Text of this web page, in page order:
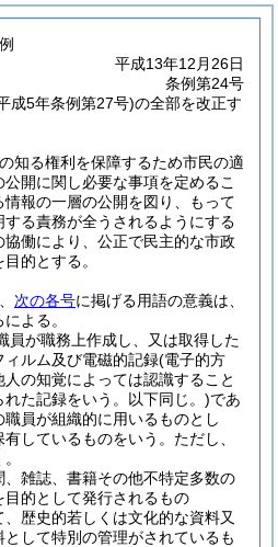
平成13年12月26日
条例第24号
成5年条例第27号)の全部を改正す
知る権利を保障するため市民の適
開に関し必要な事項を定めるこ
報の一層の公開を図り、もって
る責務が全うされるようにする
働により、公正で民主的な市政
的とする。
次の各号に掲げる用語の意義は、
よる。
が職務上作成し、又は取得した
ルム及び電磁的記録(電子的方
の知覚によっては認識すること
た記録をいう。以下同じ。)であ
員が組織的に用いるものとし
しているものをいう。 ただし、
、雑誌、書籍その他不特定多数の
的として発行されるもの
歴史的若しくは文化的な資料又
して特別の管理がされているも